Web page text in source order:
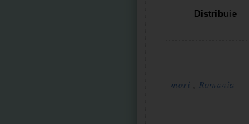
Distribuie
mori
Romania